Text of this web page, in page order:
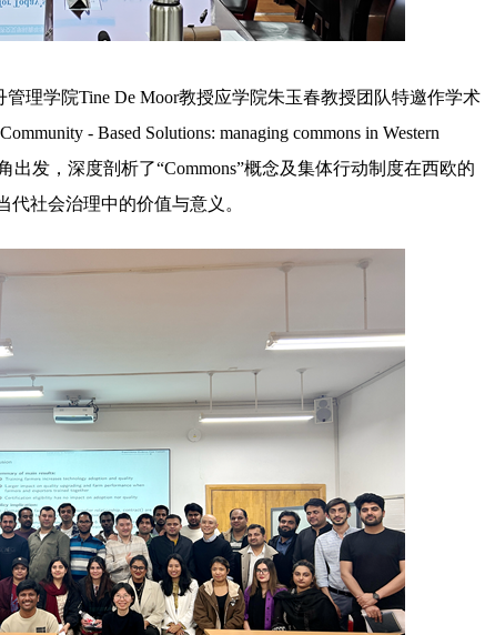
理学院Tine De Moor教授应学院朱玉春教授团队特邀作学术
- Based Solutions: managing commons in Western
出发，深度剖析了“Commons”概念及集体行动制度在西欧的
社会治理中的价值与意义。
吴普特赴山东访企拓岗 深化校地企合作